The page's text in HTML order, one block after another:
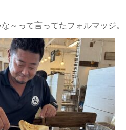
～って言ってたフォルマッジ。